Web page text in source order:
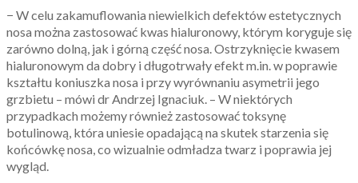
− W celu zakamuflowania niewielkich defektów estetycznych
nosa można zastosować kwas hialuronowy, którym koryguje się
zarówno dolną, jak i górną część nosa. Ostrzyknięcie kwasem
hialuronowym da dobry i długotrwały efekt m.in. w poprawie
kształtu koniuszka nosa i przy wyrównaniu asymetrii jego
grzbietu – mówi dr Andrzej Ignaciuk. – W niektórych
przypadkach możemy również zastosować toksynę
botulinową, która uniesie opadającą na skutek starzenia się
końcówkę nosa, co wizualnie odmładza twarz i poprawia jej
wygląd.